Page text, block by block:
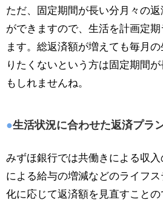
ただ、固定期間が長い分月々の
ができますので、生活を計画定
ます。総返済額が増えても毎月
りたくないという方は固定期間
もしれませんね。
生活状況に合わせた返済プラ
みずほ銀行では共働きによる収
による給与の増減などのライフ
化に応じて返済額を見直すこと